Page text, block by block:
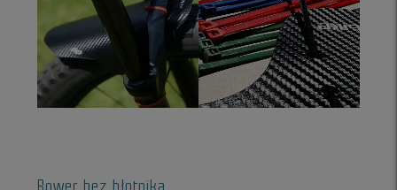
Rower bez błotnika